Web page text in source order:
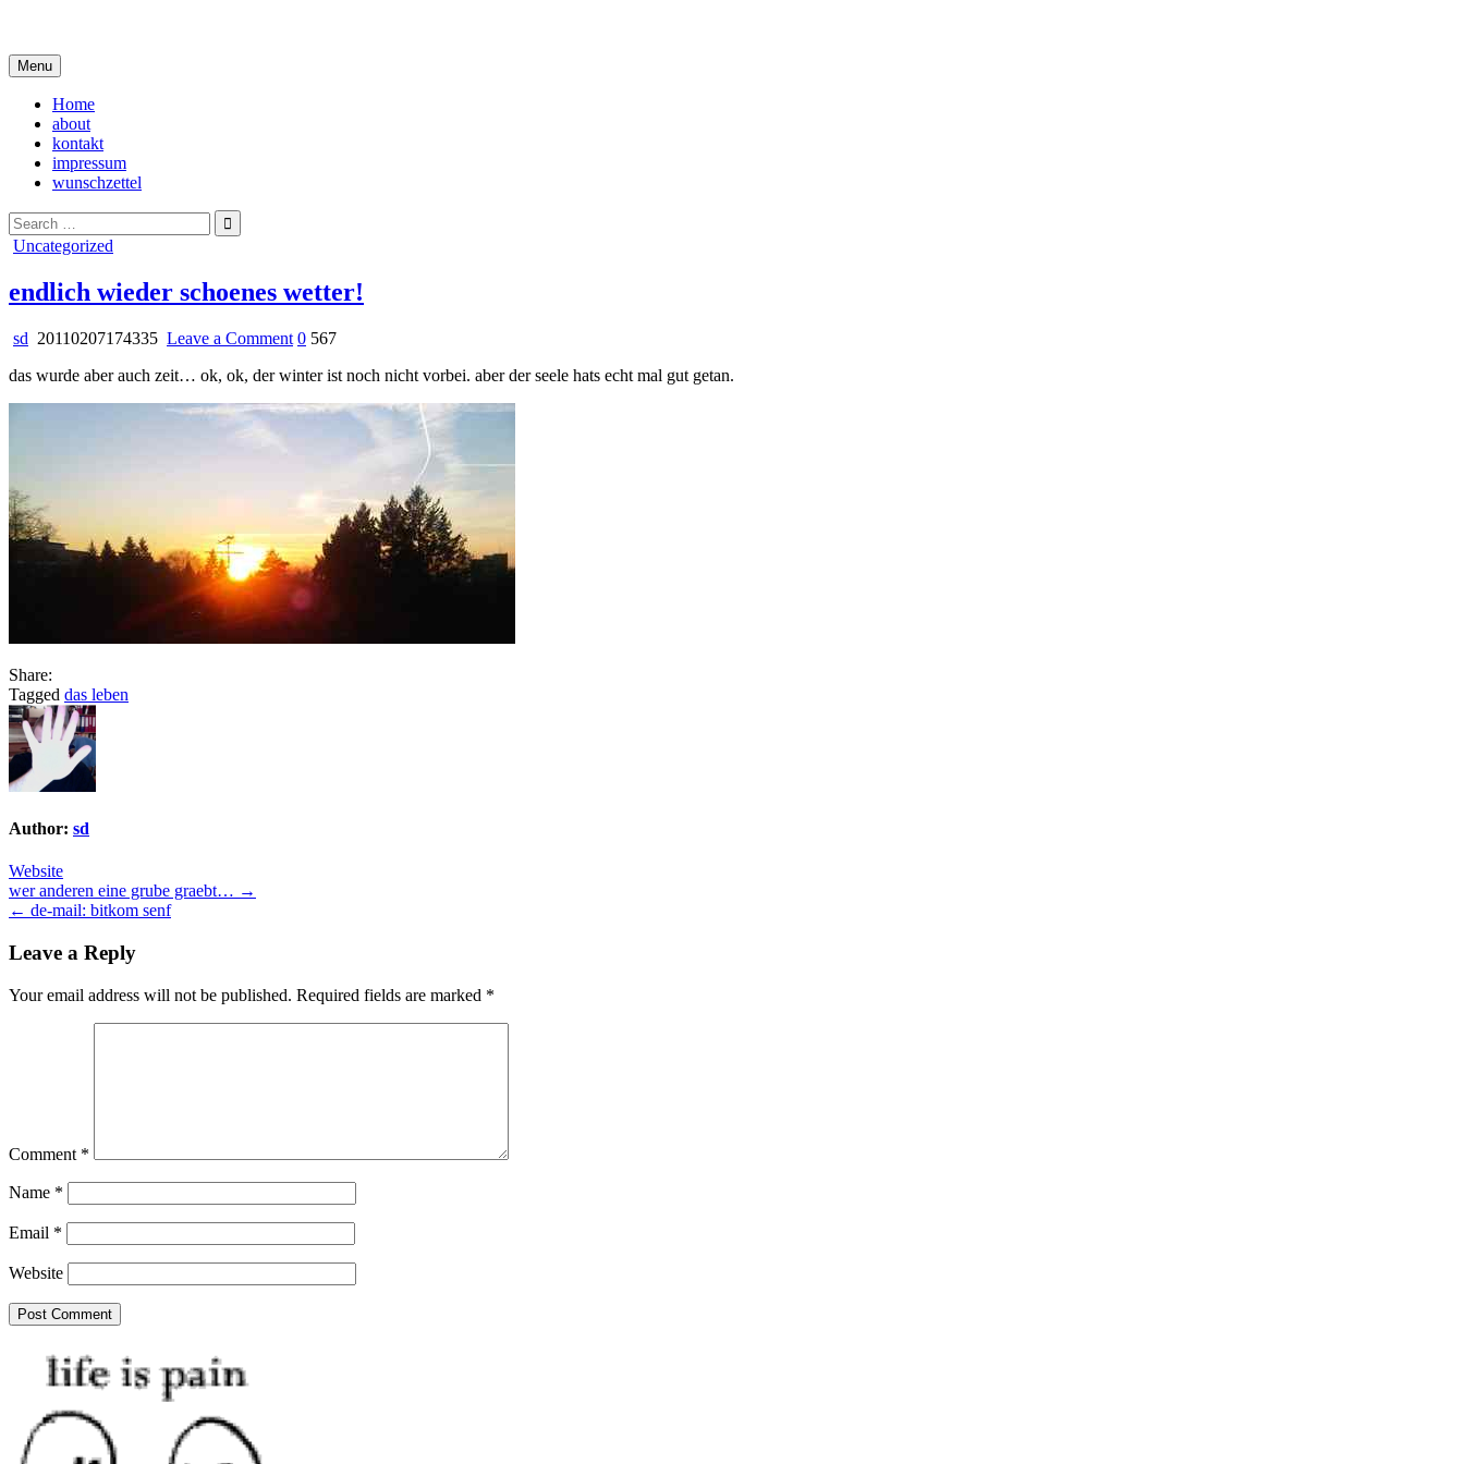
content
Menu
Home
about
kontakt
impressum
wunschzettel
Search
for:
Posted
Uncategorized
endlich wieder schoenes wetter!
sd 20110207174335 Leave a Commenton
wieder
wetter!
0 567
das wurde aber auch zeit… ok, ok, der winter ist noch nicht vorbei. aber der seele hats echt mal gut getan.
Share:
Tagged das leben
Author: sd
Website
Post
navigation
wer anderen eine grube graebt… →
← de-mail: bitkom senf
Leave a Reply
Your email address will not be published. Required fields are marked *
Comment *
Name *
Email *
Website